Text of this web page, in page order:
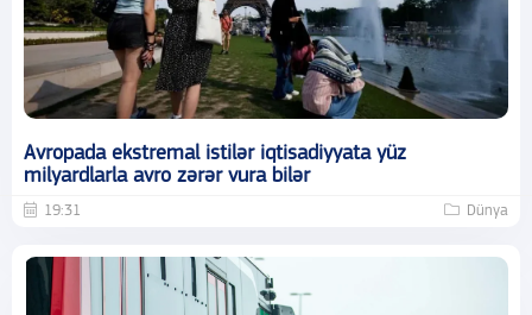
Avropada ekstremal istilər iqtisadiyyata yüz
milyardlarla avro zərər vura bilər
19:31 Dünya